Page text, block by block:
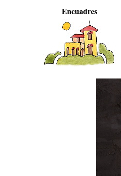
Encuadres